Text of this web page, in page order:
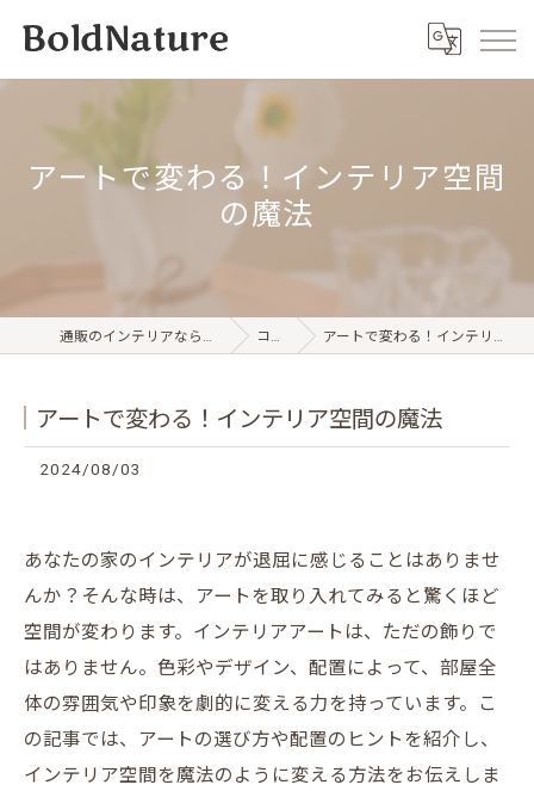
アートで変わる！インテリア空間
の魔法
通販のインテリアならBold Nature コラム アートで変わる！インテリア空間の魔法
アートで変わる！インテリア空間の魔法
2024/08/03
あなたの家のインテリアが退屈に感じることはありませ
んか？そんな時は、アートを取り入れてみると驚くほど
空間が変わります。インテリアアートは、ただの飾りで
はありません。色彩やデザイン、配置によって、部屋全
体の雰囲気や印象を劇的に変える力を持っています。こ
の記事では、アートの選び方や配置のヒントを紹介し、
インテリア空間を魔法のように変える方法をお伝えしま